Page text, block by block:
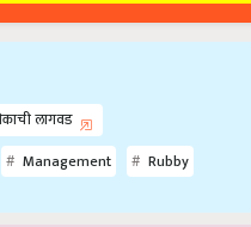
लागवड
Management Rubby